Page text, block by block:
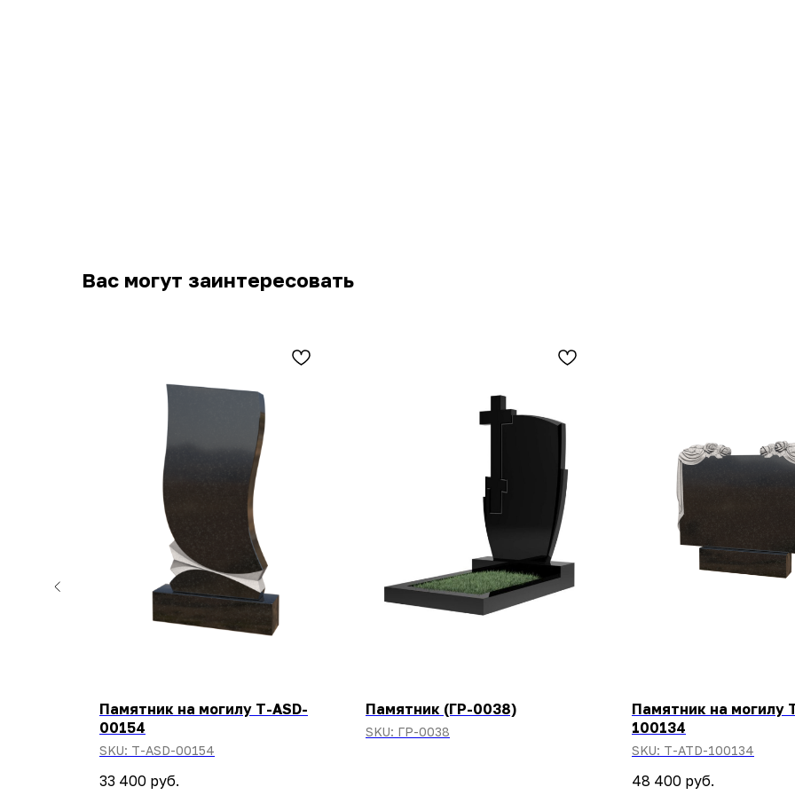
Вас могут заинтересовать
Памятник на могилу T-ASD-
00154
SKU: T-ASD-00154
33 400 руб.
Памятник (ГР-0038)
SKU: ГР-0038
Памятник на могилу
100134
SKU: T-ATD-100134
48 400 руб.